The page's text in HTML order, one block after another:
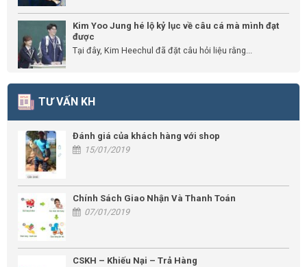
Kim Yoo Jung hé lộ kỷ lục về câu cá mà mình đạt
được
Tại đây, Kim Heechul đã đặt câu hỏi liệu rằng...
TƯ VẤN KH
Đánh giá của khách hàng với shop
15/01/2019
Chính Sách Giao Nhận Và Thanh Toán
07/01/2019
CSKH – Khiếu Nại – Trả Hàng